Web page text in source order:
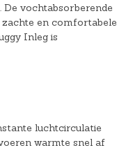
vochtabsorberende
en comfortabele
Inleg is
luchtcirculatie
warmte snel af